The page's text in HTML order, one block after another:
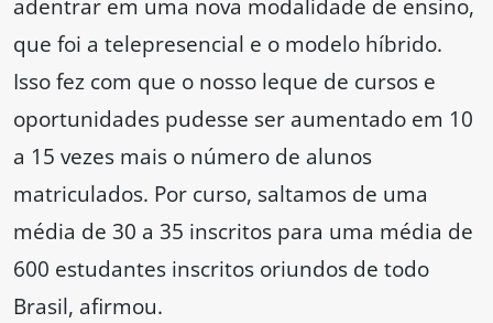
adentrar em uma nova modalidade de ensino,
que foi a telepresencial e o modelo híbrido.
Isso fez com que o nosso leque de cursos e
oportunidades pudesse ser aumentado em 10
a 15 vezes mais o número de alunos
matriculados. Por curso, saltamos de uma
média de 30 a 35 inscritos para uma média de
600 estudantes inscritos oriundos de todo
Brasil, afirmou.